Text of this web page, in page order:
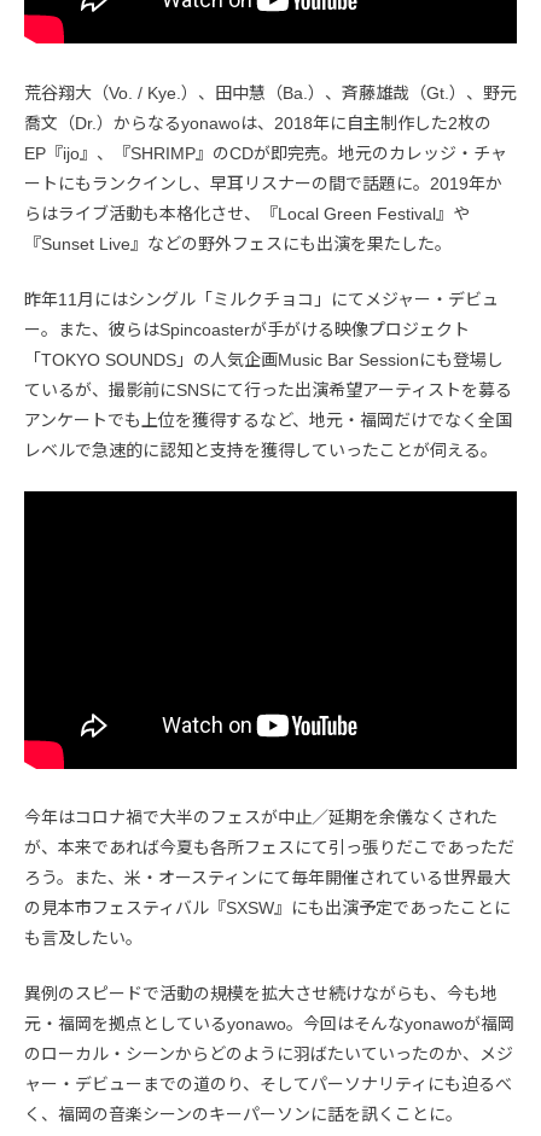
荒谷翔大（Vo. / Kye.）、田中慧（Ba.）、斉藤雄哉（Gt.）、野元
喬文（Dr.）からなるyonawoは、2018年に自主制作した2枚の
EP『ijo』、『SHRIMP』のCDが即完売。地元のカレッジ・チャ
ートにもランクインし、早耳リスナーの間で話題に。2019年か
らはライブ活動も本格化させ、『Local Green Festival』や
『Sunset Live』などの野外フェスにも出演を果たした。
昨年11月にはシングル「ミルクチョコ」にてメジャー・デビュ
ー。また、彼らはSpincoasterが手がける映像プロジェクト
「TOKYO SOUNDS」の人気企画Music Bar Sessionにも登場し
ているが、撮影前にSNSにて行った出演希望アーティストを募る
アンケートでも上位を獲得するなど、地元・福岡だけでなく全国
レベルで急速的に認知と支持を獲得していったことが伺える。
今年はコロナ禍で大半のフェスが中止／延期を余儀なくされた
が、本来であれば今夏も各所フェスにて引っ張りだこであっただ
ろう。また、米・オースティンにて毎年開催されている世界最大
の見本市フェスティバル『SXSW』にも出演予定であったことに
も言及したい。
異例のスピードで活動の規模を拡大させ続けながらも、今も地
元・福岡を拠点としているyonawo。今回はそんなyonawoが福岡
のローカル・シーンからどのように羽ばたいていったのか、メジ
ャー・デビューまでの道のり、そしてパーソナリティにも迫るべ
く、福岡の音楽シーンのキーパーソンに話を訊くことに。